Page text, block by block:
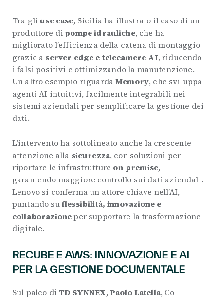
Tra gliuse case, Sicilia ha illustrato il caso di un
produttore dipompe idrauliche, che ha
migliorato l’efficienza della catena di montaggio
grazie a server edge e telecamere AI, riducendo
i falsi positivi e ottimizzando la manutenzione.
Un altro esempio riguardaMemory, che sviluppa
agenti AI intuitivi, facilmente integrabili nei
sistemi aziendali per semplificare la gestione dei
dati.
L’intervento ha sottolineato anche la crescente
attenzione alla sicurezza, con soluzioni per
riportare le infrastrutture on-premise,
garantendo maggiore controllo sui dati aziendali.
Lenovo si conferma un attore chiave nell’AI,
puntando suflessibilità, innovazione e
collaborazioneper supportare la trasformazione
digitale.
RECUBE E AWS: INNOVAZIONE E AI
PER LA GESTIONE DOCUMENTALE
Sul palco diTD SYNNEX, Paolo Latella, Co-